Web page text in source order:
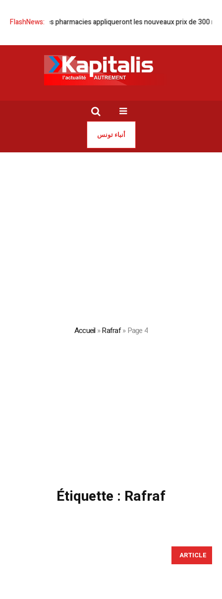
FlashNews:
Tunisie | Les pharmacies appliqueront les nouveaux prix de 300
أنباء تونس
Accueil »Rafraf»Page 4
Étiquette : Rafraf
ARTICLE